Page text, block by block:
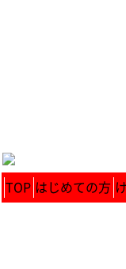
TOP はじめての方